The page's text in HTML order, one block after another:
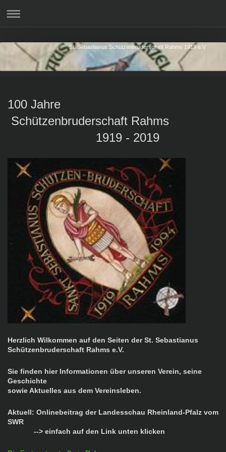
St. Sebastianus Schützenbruderschaft Rahms 1919 e.V
100 Jahre
Schützenbruderschaft Rahms
1919 - 2019
Herzlich Wilkommen auf den Seiten der St. Sebastianus
Schützenbruderschaft Rahms e.V.
Sie finden hier Informationen über unseren Verein, seine
Geschichte
sowie Aktuelles aus dem Vereinsleben.
Aktuell: Onlinebeitrag der Landesschau Rheinland-Pfalz vom
SWR
--> einfach auf den Link unten klicken